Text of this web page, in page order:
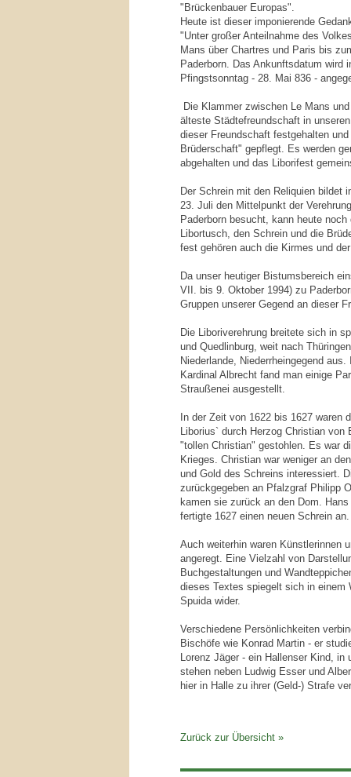
"Brückenbauer Europas".
Heute ist dieser imponierende
"Unter großer Anteilnahme des
Mans über Chartres und Paris bis
Paderborn. Das Ankunftsdatum wird
Pfingstsonntag - 28. Mai 836 -
Die Klammer zwischen Le Mans
älteste Städtefreundschaft in
dieser Freundschaft festgehalten
Brüderschaft" gepflegt. Es werden
abgehalten und das Liborifest
Der Schrein mit den Reliquien bildet
23. Juli den Mittelpunkt der
Paderborn besucht, kann heute
Libortusch, den Schrein und die
fest gehören auch die Kirmes und
Da unser heutiger Bistumsbereich
VII. bis 9. Oktober 1994) zu
Gruppen unserer Gegend an dieser
Die Liboriverehrung breitete sich in
und Quedlinburg, weit nach
Niederlande, Niederrheingegend
Kardinal Albrecht fand man einige
Straußenei ausgestellt.
In der Zeit von 1622 bis 1627 waren
Liborius` durch Herzog Christian von
"tollen Christian" gestohlen. Es war
Krieges. Christian war weniger an
und Gold des Schreins interessiert.
zurückgegeben an Pfalzgraf Philipp
kamen sie zurück an den Dom.
fertigte 1627 einen neuen Schrein an.
Auch weiterhin waren Künstlerinnen
angeregt. Eine Vielzahl von
Buchgestaltungen und
dieses Textes spiegelt sich in einem
Spuida wider.
Verschiedene Persönlichkeiten
Bischöfe wie Konrad Martin - er
Lorenz Jäger - ein Hallenser Kind, in
stehen neben Ludwig Esser und
hier in Halle zu ihrer (Geld-) Strafe
Zurück zur Übersicht »